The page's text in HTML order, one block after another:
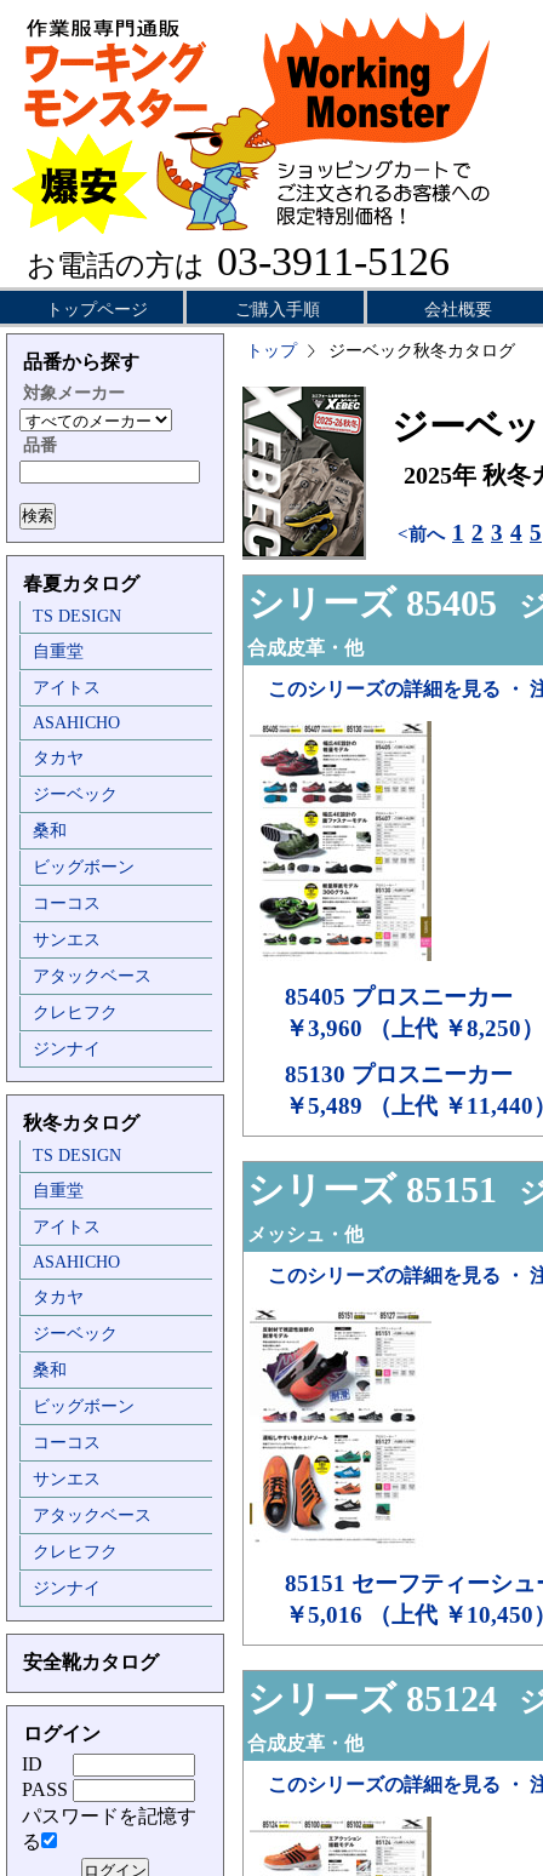
お電話の方は 03-3911-5126
トップページ ご購入手順 会社概要
品番から探す
対象メーカー
品番
春夏カタログ
TS DESIGN
自重堂
アイトス
ASAHICHO
タカヤ
ジーベック
桑和
ビッグボーン
コーコス
サンエス
アタックベース
クレヒフク
ジンナイ
秋冬カタログ
TS DESIGN
自重堂
アイトス
ASAHICHO
タカヤ
ジーベック
桑和
ビッグボーン
コーコス
サンエス
アタックベース
クレヒフク
ジンナイ
安全靴カタログ
ログイン
ID
PASS
パスワードを記憶す
る
トップ ジーベック秋冬カタログ
ジーベ
2025年 秋冬
<前へ 1 2 3 4 5
シリーズ 85405
合成皮革・他
このシリーズの詳細を見る ・
85405 プロスニーカー
￥3,960 （上代 ￥8,250）
85130 プロスニーカー
￥5,489 （上代 ￥11,440
シリーズ 85151
メッシュ・他
このシリーズの詳細を見る ・
85151 セーフティーシュ
￥5,016 （上代 ￥10,450
シリーズ 85124
合成皮革・他
このシリーズの詳細を見る ・